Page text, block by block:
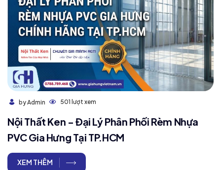
by Admin 501 lượt xem
Nội Thất Ken - Đại Lý Phân Phối Rèm Nhựa
PVC Gia Hưng Tại TP.HCM
XEM THÊM